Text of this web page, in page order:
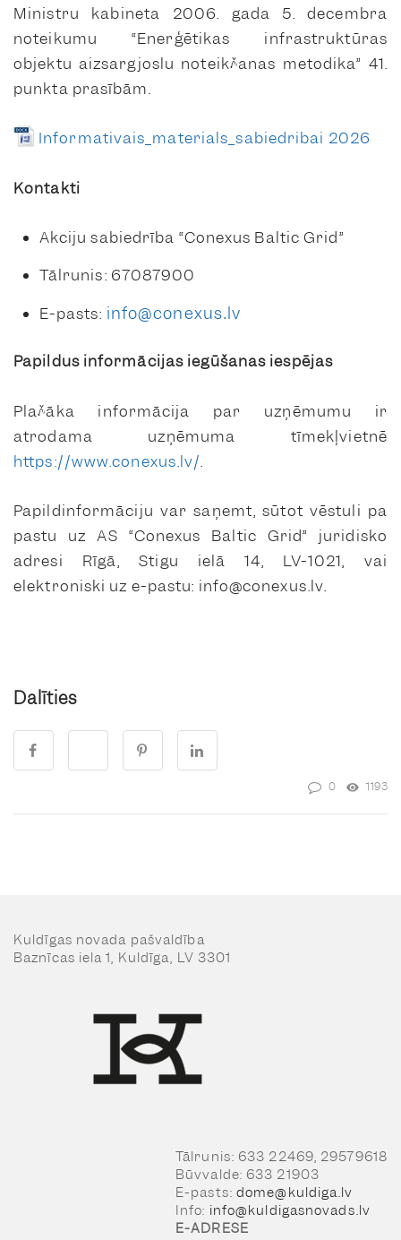
Ministru kabineta 2006. gada 5. decembra
noteikumu “Enerģētikas infrastruktūras
objektu aizsargjoslu noteikšanas metodika” 41.
punkta prasībām.
Informativais_materials_sabiedribai 2026
Kontakti
Akciju sabiedrība “Conexus Baltic Grid”
Tālrunis: 67087900
E-pasts: info@conexus.lv
Papildus informācijas iegūšanas iespējas
Plašāka informācija par uzņēmumu ir
atrodama uzņēmuma tīmekļvietnē
https://www.conexus.lv/.
Papildinformāciju var saņemt, sūtot vēstuli pa
pastu uz AS “Conexus Baltic Grid” juridisko
adresi Rīgā, Stigu ielā 14, LV-1021, vai
elektroniski uz e-pastu: info@conexus.lv.
Dalīties
0 1193
Kuldīgas novada pašvaldība
Baznīcas iela 1, Kuldīga, LV 3301
Tālrunis: 633 22469, 29579618
Būvvalde: 633 21903
E-pasts: dome@kuldiga.lv
Info: info@kuldigasnovads.lv
E-ADRESE